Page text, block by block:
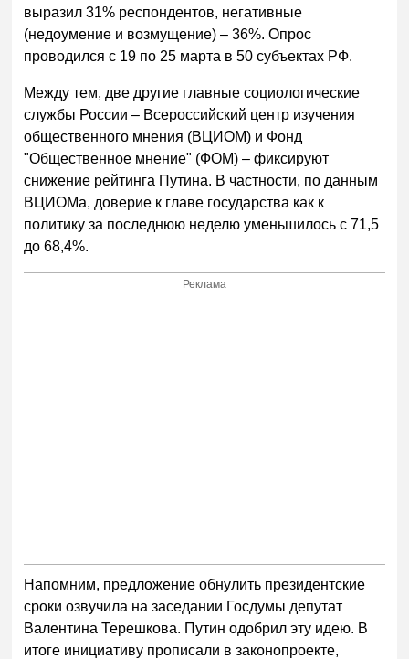
выразил 31% респондентов, негативные
(недоумение и возмущение) – 36%. Опрос
проводился с 19 по 25 марта в 50 субъектах РФ.
Между тем, две другие главные социологические
службы России – Всероссийский центр изучения
общественного мнения (ВЦИОМ) и Фонд
"Общественное мнение" (ФОМ) – фиксируют
снижение рейтинга Путина. В частности, по данным
ВЦИОМа, доверие к главе государства как к
политику за последнюю неделю уменьшилось с 71,5
до 68,4%.
Реклама
Напомним, предложение обнулить президентские
сроки озвучила на заседании Госдумы депутат
Валентина Терешкова. Путин одобрил эту идею. В
итоге инициативу прописали в законопроекте,